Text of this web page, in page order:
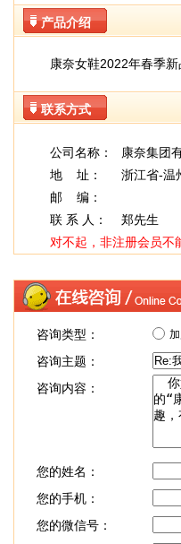
产品介绍
康奈女鞋2022年春季
联系方式
公司名称：
康奈集团
地 址：
浙江省-温
邮 编：
联 系 人：
郑先生
对不起，非注册会员不
咨询类型：
咨询主题：
咨询内容：
您的姓名：
您的手机：
您的微信号：